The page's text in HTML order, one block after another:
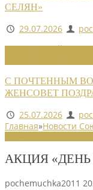
СЕЛЯН»
29.07.2026
С ПОЧТЕННЫМ
ЖЕНСОВЕТ
25.07.2026
Главная»Новости
АКЦИЯ
pochemuchka2011